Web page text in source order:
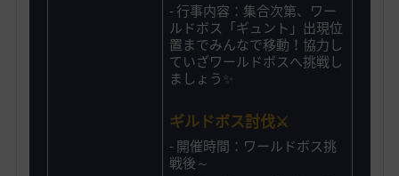
- 行事内容：集合次第、ワー
ルドボス「ギュント」出現位
置までみんなで移動！協力し
ていざワールドボスへ挑戦し
ましょう✨
ギルドボス討伐⚔️
-開催時間： ワールドボス挑
戦後～